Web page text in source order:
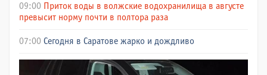
09:00 Приток воды в волжские водохранилища в августе
превысит норму почти в полтора раза
07:00 Сегодня в Саратове жарко и дождливо